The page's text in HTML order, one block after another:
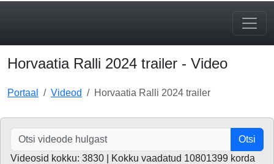
Horvaatia Ralli 2024 trailer - Video
Portaal Videod Horvaatia Ralli 2024 trailer
Otsi
Videosid kokku: 3830 | Kokku vaadatud 10801399 korda